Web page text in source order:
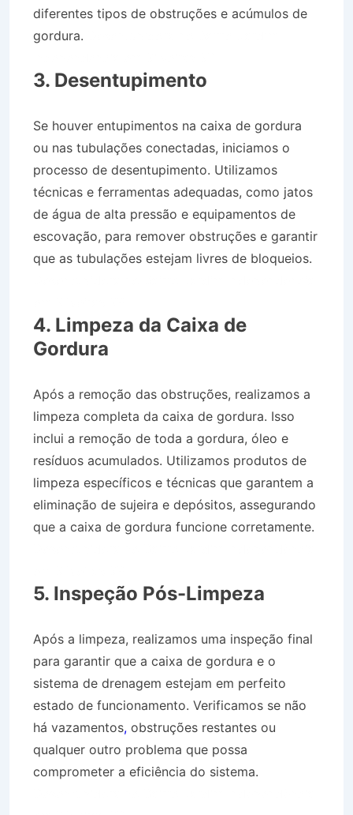
diferentes tipos de obstruções e acúmulos de
gordura.
3. Desentupimento
Se houver entupimentos na caixa de gordura
ou nas tubulações conectadas, iniciamos o
processo de desentupimento. Utilizamos
técnicas e ferramentas adequadas, como jatos
de água de alta pressão e equipamentos de
escovação, para remover obstruções e garantir
que as tubulações estejam livres de bloqueios.
4. Limpeza da Caixa de
Gordura
Após a remoção das obstruções, realizamos a
limpeza completa da caixa de gordura. Isso
inclui a remoção de toda a gordura, óleo e
resíduos acumulados. Utilizamos produtos de
limpeza específicos e técnicas que garantem a
eliminação de sujeira e depósitos, assegurando
que a caixa de gordura funcione corretamente.
5. Inspeção Pós-Limpeza
Após a limpeza, realizamos uma inspeção final
para garantir que a caixa de gordura e o
sistema de drenagem estejam em perfeito
estado de funcionamento. Verificamos se não
há vazamentos, obstruções restantes ou
qualquer outro problema que possa
comprometer a eficiência do sistema.